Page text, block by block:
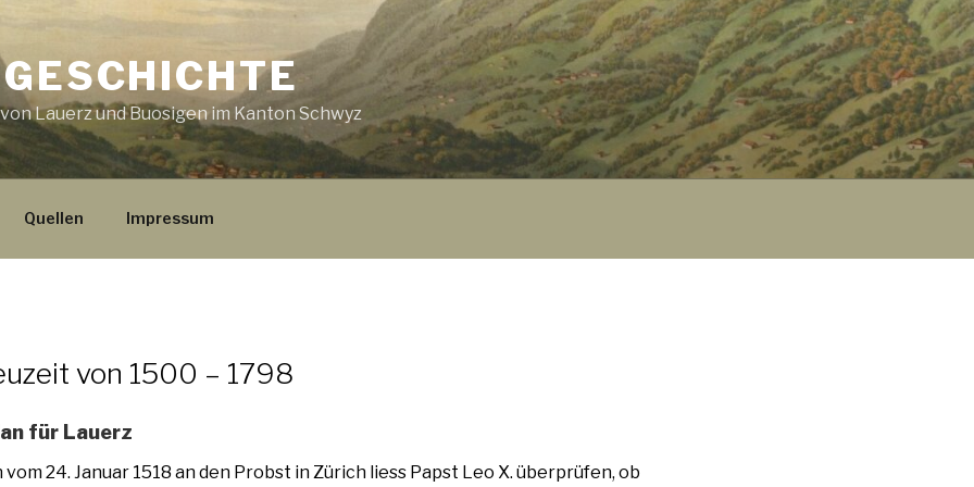
Lauerz und Buosigen im Kanton Schwyz
Quellen Impressum
von 1500 – 1798
für Lauerz
vom 24. Januar 1518 an den Probst in Zürich liess Papst Leo X. überprüfen, ob